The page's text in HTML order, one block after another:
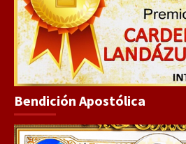
Bendición Apostólica